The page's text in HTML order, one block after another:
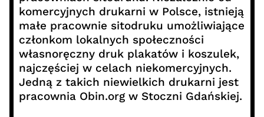
komercyjnych drukarni w Polsce, istnieją
małe pracownie sitodruku umożliwiające
członkom lokalnych społeczności
własnoręczny druk plakatów i koszulek,
najczęściej w celach niekomercyjnych.
Jedną z takich niewielkich drukarni jest
pracownia Obin.org w Stoczni Gdańskiej.